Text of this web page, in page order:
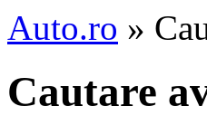
Auto.ro »
Cautare